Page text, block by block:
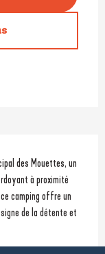
des Mouettes, un
à proximité
camping offre un
de la détente et